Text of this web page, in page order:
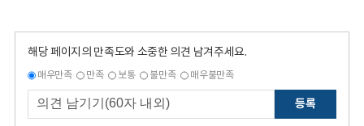
해당 페이지의 만족도와 소중한 의견 남겨주세요.
매우만족 만족 보통 불만족 매우불만족
등록